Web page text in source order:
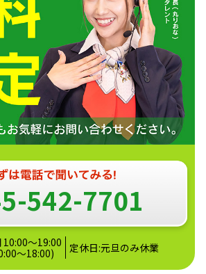
542-7701
10:00～19:00
〜18:00)
定休日:元旦のみ休業